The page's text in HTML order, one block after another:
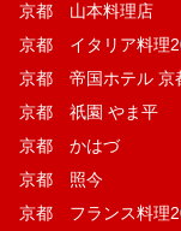
京都 山本料理店
京都 イタリア料理
京都 帝国ホテル 京
京都 祇園 やま平
京都 かはづ
京都 照今
京都 フランス料理